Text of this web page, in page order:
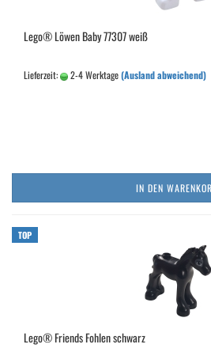
Lego® Löwen Baby 77307 weiß
Lieferzeit: 2-4 Werktage(Ausland abweichend)
IN DEN
TOP
Lego® Friends Fohlen schwarz